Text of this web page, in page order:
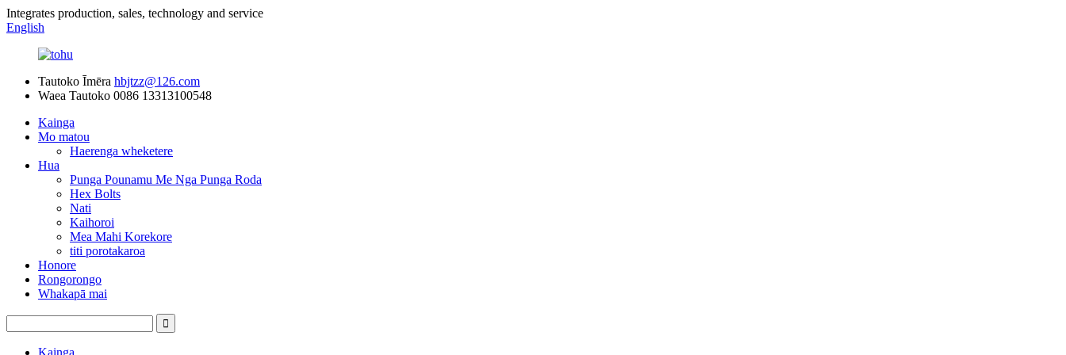
Integrates production, sales, technology and service
English
Tautoko Īmēra hbjtzz@126.com
Waea Tautoko 0086 13313100548
Kainga
Mo matou
Haerenga wheketere
Hua
Punga Pounamu Me Nga Punga Roda
Hex Bolts
Nati
Kaihoroi
Mea Mahi Korekore
titi porotakaroa
Honore
Rongorongo
Whakapā mai
Kainga